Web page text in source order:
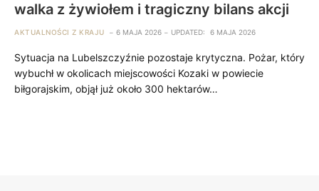
walka z żywiołem i tragiczny bilans akcji
AKTUALNOŚCI Z KRAJU 6 MAJA 2026 UPDATED: 6 MAJA 2026
Sytuacja na Lubelszczyźnie pozostaje krytyczna. Pożar, który
wybuchł w okolicach miejscowości Kozaki w powiecie
biłgorajskim, objął już około 300 hektarów…